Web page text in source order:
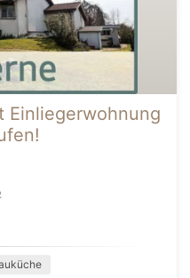
Einliegerwohnung